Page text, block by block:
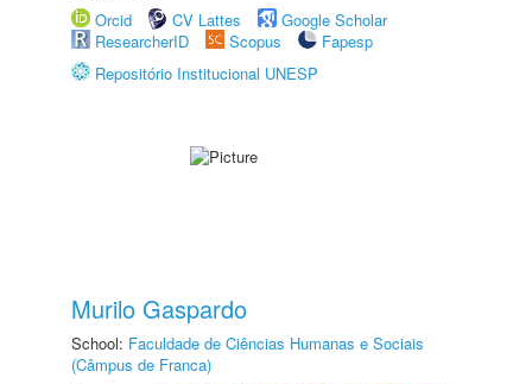
Orcid
CV Lattes
Google Scholar
ResearcherID
Scopus
Fapesp
Repositório Institucional UNESP
Murilo Gaspardo
School: Faculdade de Ciências Humanas e Sociais
(Câmpus de Franca)